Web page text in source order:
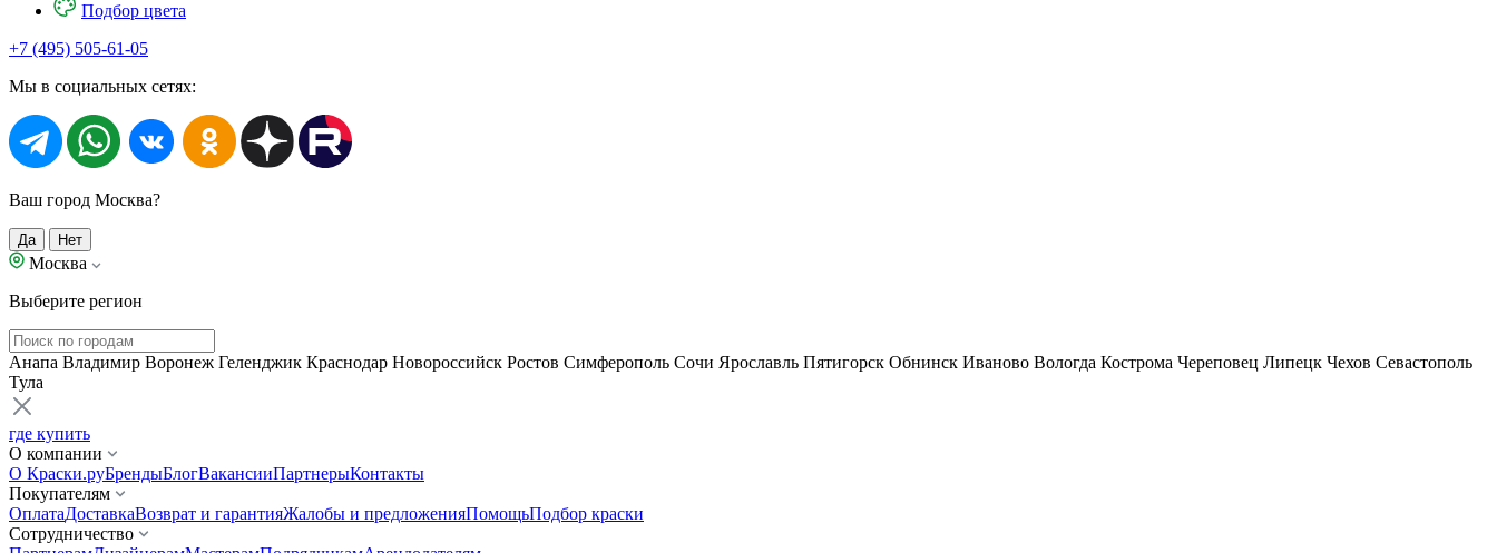
Подбор цвета
+7 (495) 505-61-05
Мы в социальных сетях:
Ваш город Москва?
Да Нет
Москва
Выберите регион
Анапа Владимир Воронеж Геленджик Краснодар Новороссийск Ростов Симферополь Сочи Ярославль Пятигорск Обнинск Иваново Вологда Кострома Череповец Липецк Чехов Севастополь
Тула
где купить
О компании
О Краски.руБрендыБлогВакансииПартнерыКонтакты
Покупателям
ОплатаДоставкаВозврат и гарантияЖалобы и предложенияПомощьПодбор краски
Сотрудничество